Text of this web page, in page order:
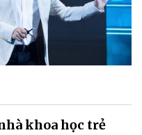
khoa học trẻ